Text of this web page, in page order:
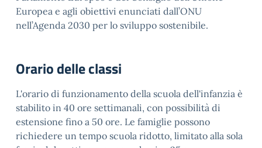
Europea e agli obiettivi enunciati dall’ONU
nell’Agenda 2030 per lo sviluppo sostenibile.
Orario delle classi
L'orario di funzionamento della scuola dell'infanzia è
stabilito in 40 ore settimanali, con possibilità di
estensione fino a 50 ore. Le famiglie possono
richiedere un tempo scuola ridotto, limitato alla sola